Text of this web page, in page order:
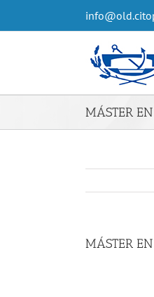
MÁSTER EN
MÁSTER EN